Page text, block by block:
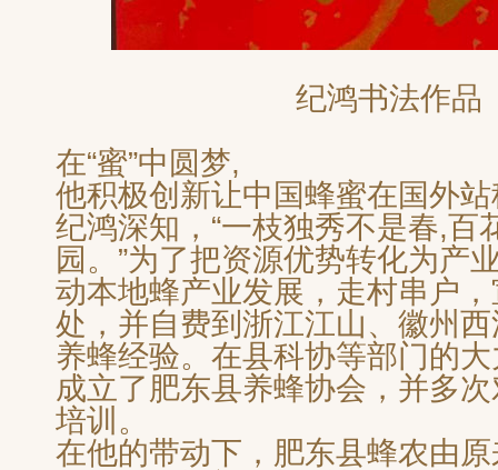
纪鸿书法作品
在“蜜”中圆梦,
他积极创新让中国蜂蜜在国外
纪鸿深知，“一枝独秀不是春,百
园。”为了把资源优势转化为产
动本地蜂产业发展，走村串户
处，并自费到浙江江山、徽州
养蜂经验。在县科协等部门的
成立了肥东县养蜂协会，并多
培训。
在他的带动下，肥东县蜂农由